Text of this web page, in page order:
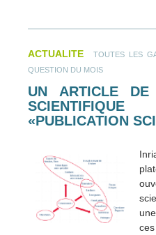
ACTUALITE TOUTES LES
QUESTION DU MOIS
UN ARTICLE DE
«PUBLICATION